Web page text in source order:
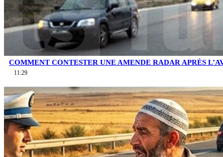
COMMENT CONTESTER UNE AMENDE RADAR APRÈS
11:29